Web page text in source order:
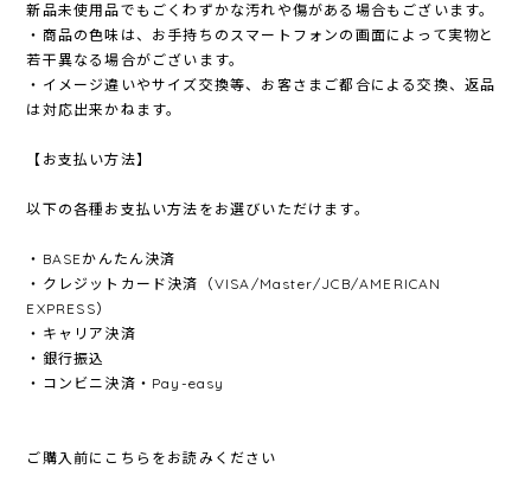
新品未使用品でもごくわずかな汚れや傷がある場合もございます。
・商品の色味は、お手持ちのスマートフォンの画面によって実物と
若干異なる場合がございます。
・イメージ違いやサイズ交換等、お客さまご都合による交換、返品
は対応出来かねます。
【お支払い方法】
以下の各種お支払い方法をお選びいただけます。
・BASEかんたん決済
・クレジットカード決済（VISA/Master/JCB/AMERICAN
EXPRESS）
・キャリア決済
・銀行振込
・コンビニ決済・Pay-easy
ご購入前にこちらをお読みください